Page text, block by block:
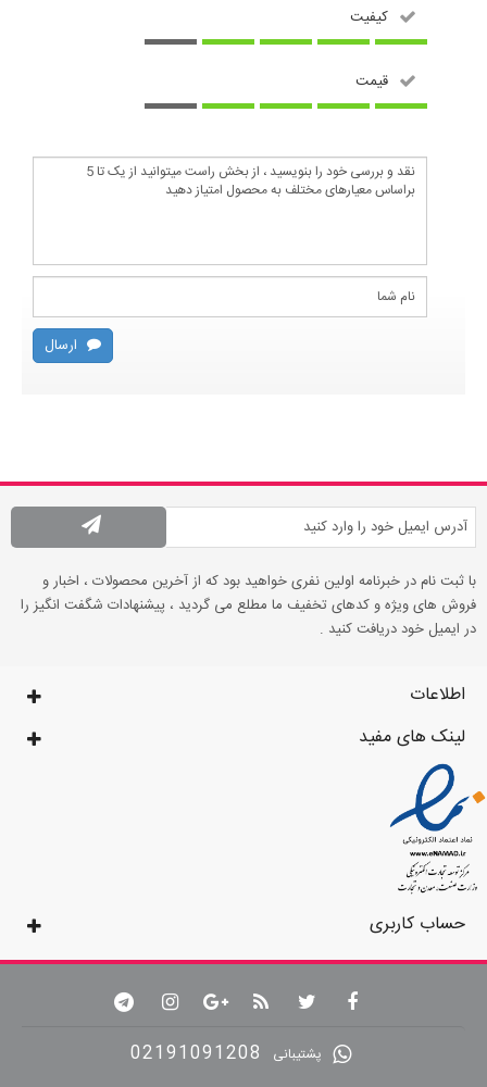
کیفیت
قیمت
ارسال
با ثبت نام در خبرنامه اولین نفری خواهید بود که از آخرین محصولات ، اخبار و
فروش های ویژه و کدهای تخفیف ما مطلع می گردید ، پیشنهادات شگفت انگیز را
در ایمیل خود دریافت کنید .
اطلاعات
لینک های مفید
حساب کاربری
پشتیبانی 02191091208